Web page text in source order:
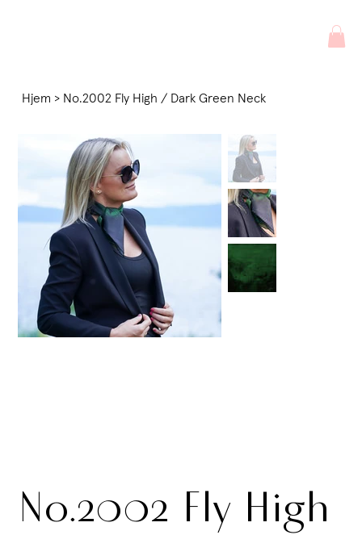
Hjem > No.2002 Fly High / Dark Green Neck
No.2002 Fly High